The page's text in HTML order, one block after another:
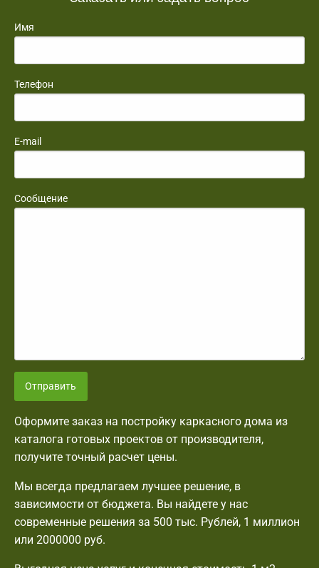
Имя
Телефон
E-mail
Сообщение
Отправить
Оформите заказ на постройку каркасного дома из
каталога готовых проектов от производителя,
получите точный расчет цены.
Мы всегда предлагаем лучшее решение, в
зависимости от бюджета. Вы найдете у нас
современные решения за 500 тыс. Рублей, 1 миллион
или 2000000 руб.